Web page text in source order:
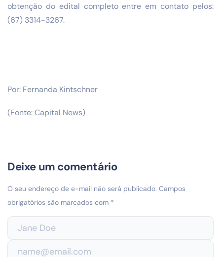
obtenção do edital completo entre em contato pelos:
(67) 3314-3267.
Por: Fernanda Kintschner
(Fonte: Capital News)
Deixe um comentário
O seu endereço de e-mail não será publicado. Campos
obrigatórios são marcados com *